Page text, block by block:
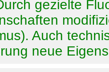
gezielte
Auch
neue